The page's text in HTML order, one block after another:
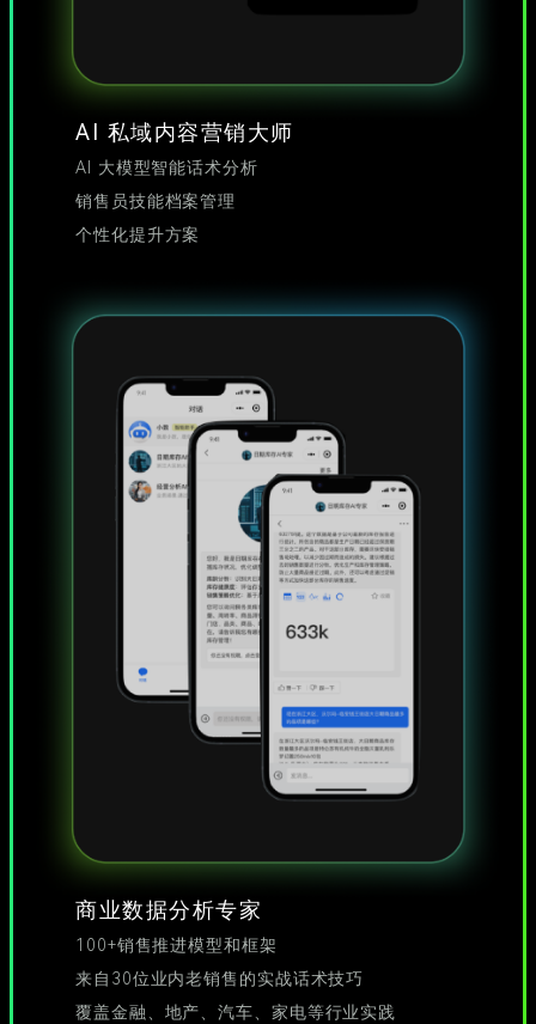
AI 私域内容营销大师
AI 大模型智能话术分析
销售员技能档案管理
个性化提升方案
商业数据分析专家
100+销售推进模型和框架
来自30位业内老销售的实战话术技巧
覆盖金融、地产、汽车、家电等行业实践